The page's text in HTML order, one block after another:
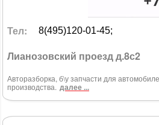
Тел: 8(495)120-01-45;
Лианозовский проезд д.8с2
Авторазборка, б\у запчасти для
производства. далее ...